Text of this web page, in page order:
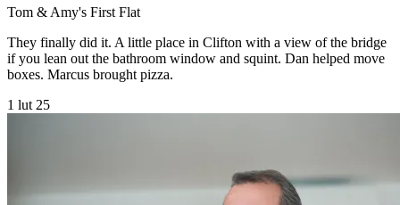
Tom & Amy's First Flat
They finally did it. A little place in Clifton with a view of the bridge
if you lean out the bathroom window and squint. Dan helped move
boxes. Marcus brought pizza.
1 lut 25